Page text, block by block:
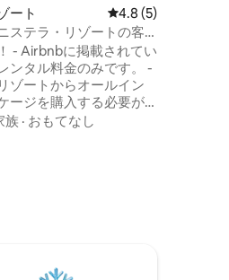
星の平均評価
ート レビュー5件、5つ
4.8 (5)
ステラ・リゾートの客
タル料金のみです。 -
ゾートからオールイン
ージを購入する必要が
スでは、すべて込みの
ンクルーシブパッケー
りを提供させていただ
族 · おもてなし